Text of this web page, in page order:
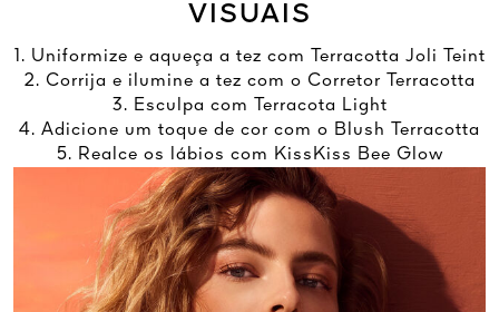
VISUAIS
1. Uniformize e aqueça a tez com Terracotta Joli Teint
2. Corrija e ilumine a tez com o Corretor Terracotta
3. Esculpa com Terracota Light
4. Adicione um toque de cor com o Blush Terracotta
5. Realce os lábios com KissKiss Bee Glow